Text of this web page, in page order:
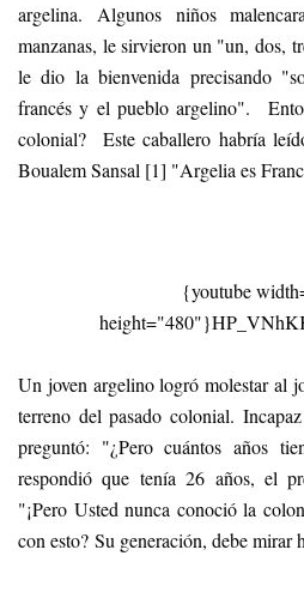
argelina. Algunos niños
manzanas, le sirvieron un "un, dos,
le dio la bienvenida precisando
francés y el pueblo argelino".
colonial? Este caballero habría
Boualem Sansal [1] "Argelia es
{youtube
Un joven argelino logró molestar al
terreno del pasado colonial.
preguntó: "¿Pero cuántos años
respondió que tenía 26 años, el
"¡Pero Usted nunca conoció la
con esto? Su generación, debe mirar